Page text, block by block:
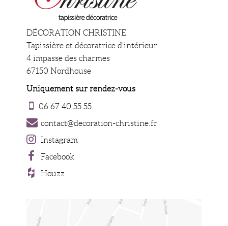
DÉCORATION CHRISTINE
Tapissière et décoratrice d'intérieur
4 impasse des charmes
67150 Nordhouse
Uniquement sur rendez-vous
06 67 40 55 55
contact@decoration-christine.fr
Instagram
Facebook
Houzz